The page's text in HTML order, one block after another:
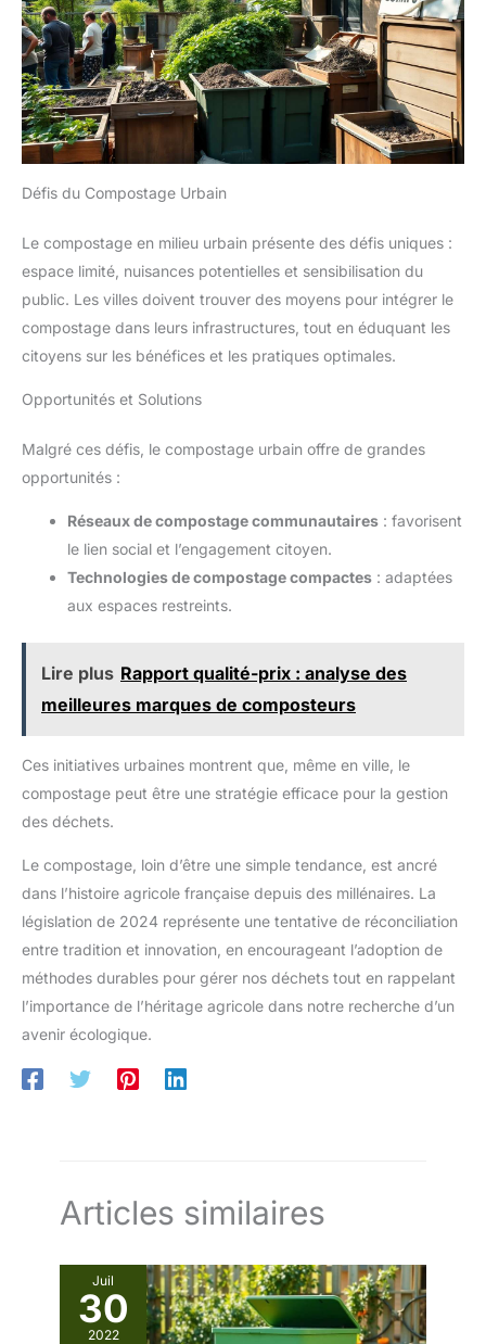
Défis du Compostage Urbain
Le compostage en milieu urbain présente des défis uniques :
espace limité, nuisances potentielles et sensibilisation du
public. Les villes doivent trouver des moyens pour intégrer le
compostage dans leurs infrastructures, tout en éduquant les
citoyens sur les bénéfices et les pratiques optimales.
Opportunités et Solutions
Malgré ces défis, le compostage urbain offre de grandes
opportunités :
Réseaux de compostage communautaires : favorisent
le lien social et l’engagement citoyen.
Technologies de compostage compactes : adaptées
aux espaces restreints.
Lire plus Rapport qualité-prix : analyse des
meilleures marques de composteurs
Ces initiatives urbaines montrent que, même en ville, le
compostage peut être une stratégie efficace pour la gestion
des déchets.
Le compostage, loin d’être une simple tendance, est ancré
dans l’histoire agricole française depuis des millénaires. La
législation de 2024 représente une tentative de réconciliation
entre tradition et innovation, en encourageant l’adoption de
méthodes durables pour gérer nos déchets tout en rappelant
l’importance de l’héritage agricole dans notre recherche d’un
avenir écologique.
Articles similaires
Juil
30
2022